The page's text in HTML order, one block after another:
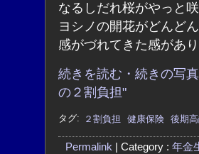
なるしだれ桜がやっと
ヨシノの開花がどんど
感がづれてきた感があり
続きを読む・続きの写
の２割負担"
タグ: ２割負担 健康保険 後期
Permalink | Category : 年金